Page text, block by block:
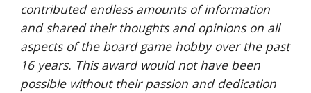
contributed endless amounts of information
and shared their thoughts and opinions on all
aspects of the board game hobby over the past
16 years. This award would not have been
possible without their passion and dedication